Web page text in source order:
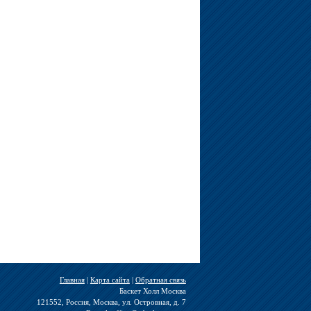
Главная| Карта сайта| Обратная связь
Баскет Холл Москва
121552, Россия, Москва, ул. Островная, д. 7